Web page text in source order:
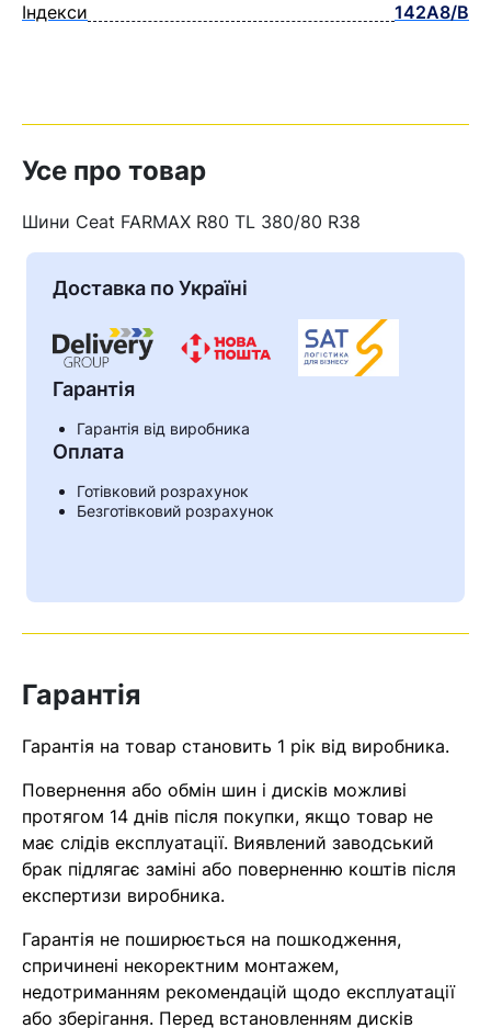
Кошик
У кошику немає товарів.
Ваш номер надіслано.
Оператор зв’яжеться з вами
Індекси
142A8/B
Усе про товар
Шини Ceat FARMAX R80 TL 380/80 R38
Доставка по Україні
Гарантія
Гарантія від виробника
Оплата
Готівковий розрахунок
Безготівковий розрахунок
Гарантія
Гарантія на товар становить 1 рік від виробника.
Повернення або обмін шин і дисків можливі
протягом 14 днів після покупки, якщо товар не
має слідів експлуатації. Виявлений заводський
брак підлягає заміні або поверненню коштів після
експертизи виробника.
Гарантія не поширюється на пошкодження,
спричинені некоректним монтажем,
недотриманням рекомендацій щодо експлуатації
або зберігання. Перед встановленням дисків